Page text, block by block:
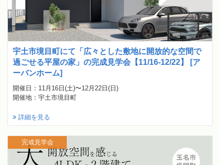
宇土市境目町にて「広々とした敷地に開放的な空間で
過ごせる平屋の家」の完成見学会【11/16-12/22】 [ア
ーバンホーム]
開催日：11月16日(土)〜12月22日(日)
開催地：宇土市境目町
詳細を見る
完成見学会